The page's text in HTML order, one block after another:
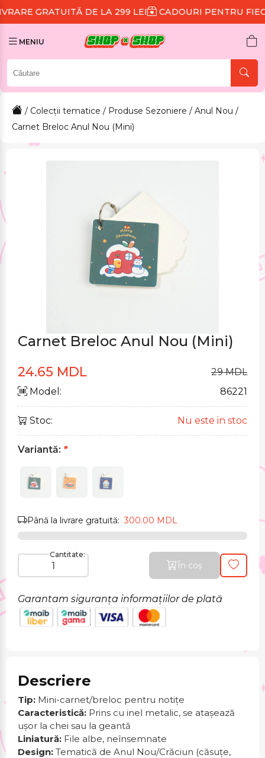
DE LA 299 LEI CADOURI PENTRU FIECARE
MENIU
/ Colecții tematice / Produse Sezoniere / Anul Nou /
Carnet Breloc Anul Nou (Mini)
Carnet Breloc Anul Nou (Mini)
24.65 MDL
29 MDL
Model:
86221
Stoc: Nu este in stoc
Variantă: *
Până la livrare gratuită:300.00 MDL
Cantitate:
În coș
Garantam siguranța informațiilor de plată
Descriere
Tip: Mini-carnet/breloc pentru notițe
Caracteristică: Prins cu inel metalic, se atașează
ușor la chei sau la geantă
Liniatură: File albe, neînsemnate
Design: Tematică de Anul Nou/Crăciun (căsuțe,